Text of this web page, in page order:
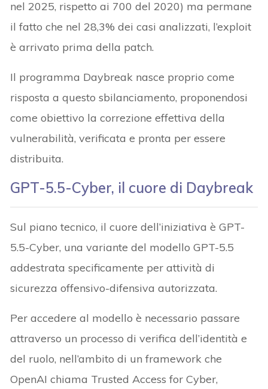
nel 2025, rispetto ai 700 del 2020) ma permane
il fatto che nel 28,3% dei casi analizzati, l’exploit
è arrivato prima della patch.
Il programma Daybreak nasce proprio come
risposta a questo sbilanciamento, proponendosi
come obiettivo la correzione effettiva della
vulnerabilità, verificata e pronta per essere
distribuita.
GPT-5.5-Cyber, il cuore di Daybreak
Sul piano tecnico, il cuore dell’iniziativa è GPT-
5.5-Cyber, una variante del modello GPT-5.5
addestrata specificamente per attività di
sicurezza offensivo-difensiva autorizzata.
Per accedere al modello è necessario passare
attraverso un processo di verifica dell’identità e
del ruolo, nell’ambito di un framework che
OpenAI chiama Trusted Access for Cyber,